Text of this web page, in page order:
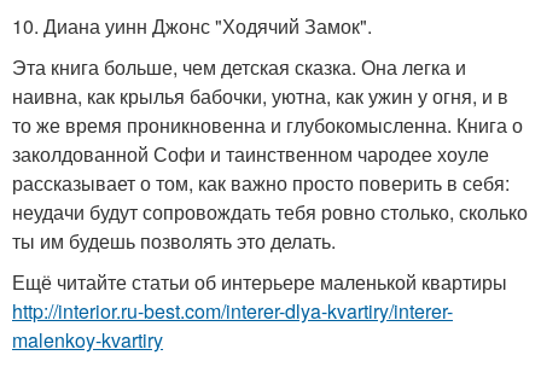
10. Диана уинн Джонс "Ходячий Замок".
Эта книга больше, чем детская сказка. Она легка и
наивна, как крылья бабочки, уютна, как ужин у огня, и в
то же время проникновенна и глубокомысленна. Книга о
заколдованной Софи и таинственном чародее хоуле
рассказывает о том, как важно просто поверить в себя:
неудачи будут сопровождать тебя ровно столько, сколько
ты им будешь позволять это делать.
Ещё читайте статьи об интерьере маленькой квартиры
http://interior.ru-best.com/interer-dlya-kvartiry/interer-
malenkoy-kvartiry